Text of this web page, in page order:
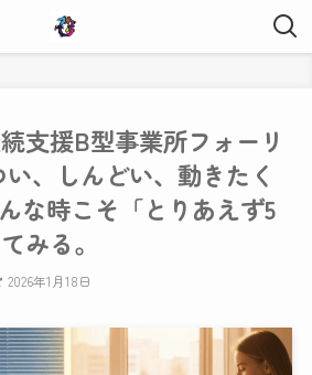
続支援B型事業所フォーリ
、しんどい、動きたく
な時こそ「とりあえず5
みる。
2026年1月18日